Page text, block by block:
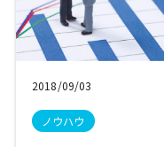
2018/09/03
ノウハウ